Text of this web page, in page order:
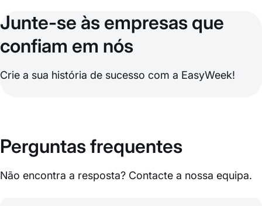
Junte-se às empresas que
confiam em nós
Crie a sua história de sucesso com a EasyWeek!
Perguntas frequentes
Não encontra a resposta? Contacte a nossa equipa.